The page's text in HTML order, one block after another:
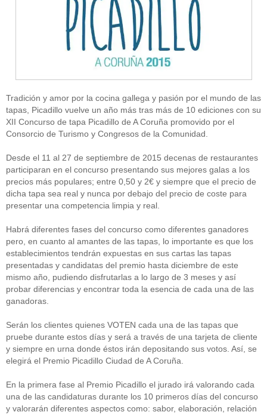
Tradición y amor por la cocina gallega y pasión por el mundo de las
tapas, Picadillo vuelve un año más tras más de 10 ediciones con su
XII Concurso de tapa Picadillo de A Coruña promovido por el
Consorcio de Turismo y Congresos de la Comunidad.
Desde el 11 al 27 de septiembre de 2015 decenas de restaurantes
participaran en el concurso presentando sus mejores galas a los
precios más populares; entre 0,50 y 2€ y siempre que el precio de
dicha tapa sea real y nunca por debajo del precio de coste para
presentar una competencia limpia y real.
Habrá diferentes fases del concurso como diferentes ganadores
pero, en cuanto al amantes de las tapas, lo importante es que los
establecimientos tendrán expuestas en sus cartas las tapas
presentadas y candidatas del premio hasta diciembre de este
mismo año, pudiendo disfrutarlas a lo largo de 3 meses y así
probar diferencias y encontrar toda la esencia de cada una de las
ganadoras.
Serán los clientes quienes VOTEN cada una de las tapas que
pruebe durante estos días y será a través de una tarjeta de cliente
y siempre en urna donde éstos irán depositando sus votos. Así, se
elegirá el Premio Picadillo Ciudad de A Coruña.
En la primera fase al Premio Picadillo el jurado irá valorando cada
una de las candidaturas durante los 10 primeros días del concurso
y valorarán diferentes aspectos como: sabor, elaboración, relación